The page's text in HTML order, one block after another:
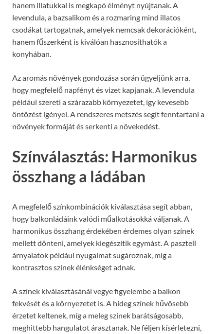
hanem illatukkal is megkapó élményt nyújtanak. A
levendula, a bazsalikom és a rozmaring mind illatos
csodákat tartogatnak, amelyek nemcsak dekorációként,
hanem fűszerként is kiválóan hasznosíthatók a
konyhában.
Az aromás növények gondozása során ügyeljünk arra,
hogy megfelelő napfényt és vizet kapjanak. A levendula
például szereti a szárazabb környezetet, így kevesebb
öntözést igényel. A rendszeres metszés segít fenntartani a
növények formáját és serkenti a növekedést.
Színválasztás: Harmonikus
összhang a ládában
A megfelelő színkombinációk kiválasztása segít abban,
hogy balkonládáink valódi műalkotásokká váljanak. A
harmonikus összhang érdekében érdemes olyan színek
mellett dönteni, amelyek kiegészítik egymást. A pasztell
árnyalatok például nyugalmat sugároznak, míg a
kontrasztos színek élénkséget adnak.
A színek kiválasztásánál vegye figyelembe a balkon
fekvését és a környezetet is. A hideg színek hűvösebb
érzetet keltenek, míg a meleg színek barátságosabb,
meghittebb hangulatot árasztanak. Ne féljen kísérletezni,